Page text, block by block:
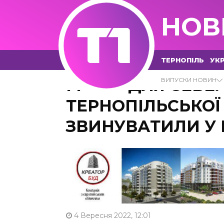
ТЕРНОПІЛЬ
ВИПУСКИ НОВИН
ГРОШІ ДЛЯ
ЗВИНУВАТИЛИ У
4 Вересня 2022, 12:01